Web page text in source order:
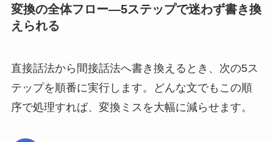
変換の全体フロー—5ステップで迷わず書き換
えられる
直接話法から間接話法へ書き換えるとき、次の5ス
テップを順番に実行します。どんな文でもこの順
序で処理すれば、変換ミスを大幅に減らせます。